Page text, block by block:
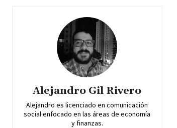
Alejandro Gil Rivero
Alejandro es licenciado en comunicación
social enfocado en las áreas de economía
y finanzas.